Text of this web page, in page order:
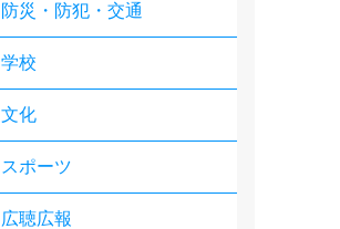
防災・防犯・交通
学校
文化
スポーツ
広聴広報